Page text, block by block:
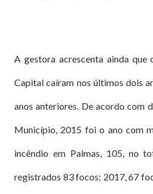
A gestora acrescenta ainda que
Capital caíram nos últimos dois
anos anteriores. De acordo com
Município, 2015 foi o ano com
incêndio em Palmas, 105, no
registrados 83 focos; 2017, 67